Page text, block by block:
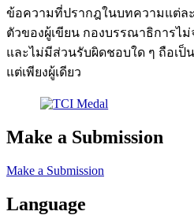
ข้อความที่ปรากฎในบทความแต่ล
ตัวของผู้เขียน กองบรรณาธิการไม่
และไม่มีส่วนรับผิดชอบใด ๆ ถือเป็
แต่เพียงผู้เดียว
Make a Submission
Make a Submission
Language